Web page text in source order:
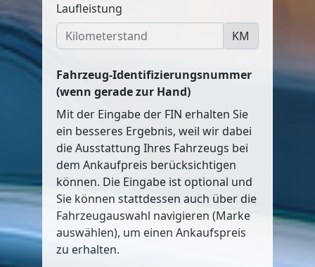
Laufleistung
KM
Fahrzeug-Identifizierungsnummer
(wenn gerade zur Hand)
Mit der Eingabe der FIN erhalten Sie
ein besseres Ergebnis, weil wir dabei
die Ausstattung Ihres Fahrzeugs bei
dem Ankaufpreis berücksichtigen
können. Die Eingabe ist optional und
Sie können stattdessen auch über die
Fahrzeugauswahl navigieren (Marke
auswählen), um einen Ankaufspreis
zu erhalten.